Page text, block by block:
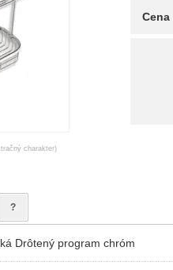
charakter)
Cena
?
Drôtený program chróm